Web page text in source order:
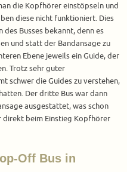
die Kopfhörer einstöpseln und
diese nicht funktioniert. Dies
Busses bekannt, denn es
und statt der Bandansage zu
Ebene jeweils ein Guide, der
Trotz sehr guter
schwer die Guides zu verstehen,
Der dritte Bus war dann
ausgestattet, was schon
direkt beim Einstieg Kopfhörer
Off Bus in